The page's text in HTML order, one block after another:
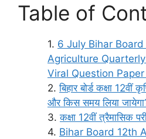
Table of
6 July Bihar Board
Agriculture
Viral Question
बिहार बोर्ड कक्षा 12वीं
और किस समय लिया
कक्षा 12वीं त्रैमासिक
Bihar Board 12th